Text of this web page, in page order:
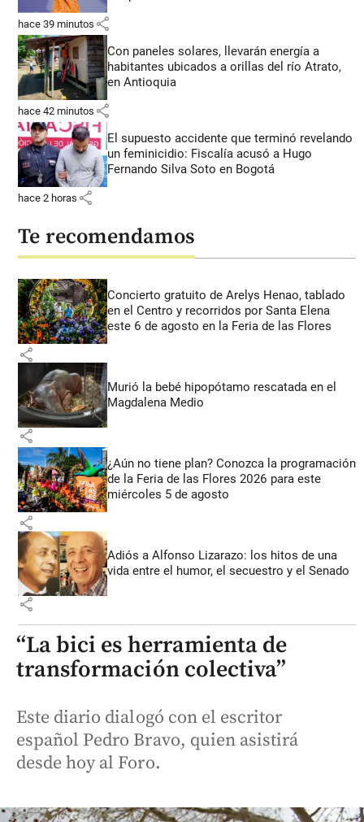
hace 39 minutos share
Con paneles solares, llevarán energía a
habitantes ubicados a orillas del río Atrato,
en Antioquia
hace 42 minutos share
El supuesto accidente que terminó revelando
un feminicidio: Fiscalía acusó a Hugo
Fernando Silva Soto en Bogotá
hace 2 horas share
Te recomendamos
Concierto gratuito de Arelys Henao, tablado
en el Centro y recorridos por Santa Elena
este 6 de agosto en la Feria de las Flores
share
Murió la bebé hipopótamo rescatada en el
Magdalena Medio
share
¿Aún no tiene plan? Conozca la programación
de la Feria de las Flores 2026 para este
miércoles 5 de agosto
share
Adiós a Alfonso Lizarazo: los hitos de una
vida entre el humor, el secuestro y el Senado
share
“La bici es herramienta de
transformación colectiva”
Este diario dialogó con el escritor
español Pedro Bravo, quien asistirá
desde hoy al Foro.